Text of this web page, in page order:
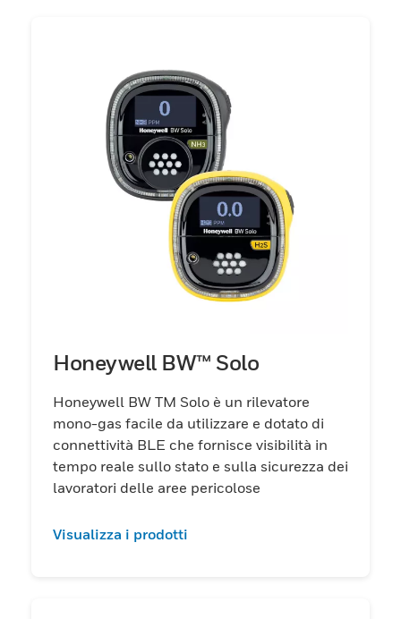
Honeywell BW™ Solo
Honeywell BW TM Solo è un rilevatore
mono-gas facile da utilizzare e dotato di
connettività BLE che fornisce visibilità in
tempo reale sullo stato e sulla sicurezza dei
lavoratori delle aree pericolose
Visualizza i prodotti